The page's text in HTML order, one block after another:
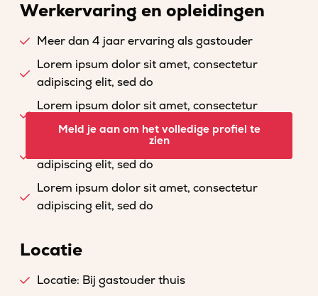
Werkervaring en opleidingen
Meer dan 4 jaar ervaring als gastouder
Lorem ipsum dolor sit amet, consectetur
adipiscing elit, sed do
Lorem ipsum dolor sit amet, consectetur
adipiscing elit, sed do
Lorem ipsum dolor sit amet, consectetur
adipiscing elit, sed do
Lorem ipsum dolor sit amet, consectetur
adipiscing elit, sed do
Meld je aan om het volledige profiel te
zien
Locatie
Locatie: Bij gastouder thuis